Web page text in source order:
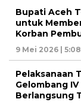
Bupati Aceh
untuk
Korban
9 Mei 2026 |
Pelaksanaan
Gelombang
Berlangsung